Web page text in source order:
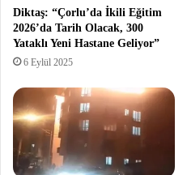
Diktaş: “Çorlu’da İkili Eğitim
2026’da Tarih Olacak, 300
Yataklı Yeni Hastane Geliyor”
6 Eylül 2025